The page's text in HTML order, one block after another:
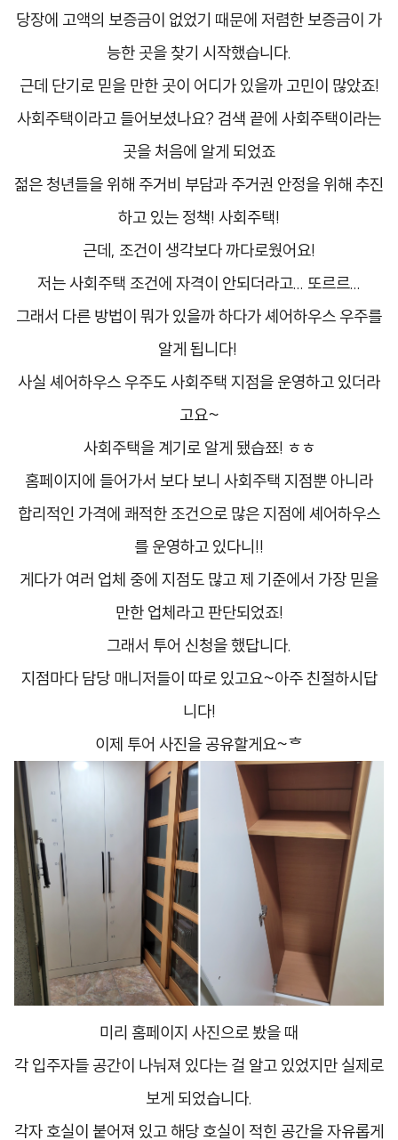
당장에 고액의 보증금이 없었기 때문에 저렴한 보증금이 가
능한 곳을 찾기 시작했습니다.
근데 단기로 믿을 만한 곳이 어디가 있을까 고민이 많았죠!
사회주택이라고 들어보셨나요? 검색 끝에 사회주택이라는
곳을 처음에 알게 되었죠
​젊은 청년들을 위해 주거비 부담과 주거권 안정을 위해 추진
하고 있는 정책! 사회주택!
근데, 조건이 생각보다 까다로웠어요!
저는 사회주택 조건에 자격이 안되더라고... 또르르...
그래서 다른 방법이 뭐가 있을까 하다가 셰어하우스 우주를
알게 됩니다! ​
사실 셰어하우스 우주도 사회주택 지점을 운영하고 있더라
고요~
사회주택을 계기로 알게 됐습쬬! ㅎㅎ
홈페이지에 들어가서 보다 보니 사회주택 지점뿐 아니라
합리적인 가격에 쾌적한 조건으로 많은 지점에 셰어하우스
를 운영하고 있다니!!
게다가 여러 업체 중에 지점도 많고 제 기준에서 가장 믿을
만한 업체라고 판단되었죠!
그래서 투어 신청을 했답니다.
지점마다 담당 매니저들이 따로 있고요~아주 친절하시답
니다!
​이제 투어 사진을 공유할게요~ᄒ
미리 홈페이지 사진으로 봤을 때
각 입주자들 공간이 나눠져 있다는 걸 알고 있었지만 실제로
보게 되었습니다.
각자 호실이 붙어져 있고 해당 호실이 적힌 공간을 자유롭게